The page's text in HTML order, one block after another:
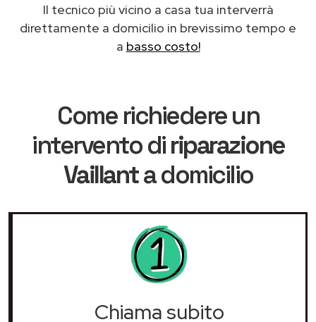
Il tecnico più vicino a casa tua interverrà
direttamente a domicilio in brevissimo tempo e
a basso costo!
Come richiedere un
intervento diriparazione
Vaillanta domicilio
Chiama subito